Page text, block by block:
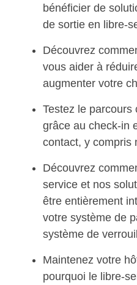
bénéficier de
de sortie en libre-
Découvrez
vous aider à
augmenter votre
Testez le parcours
grâce au check-in
contact, y compris
Découvrez
service et nos
être entièrement
votre système de
système de
Maintenez votre
pourquoi le libre-